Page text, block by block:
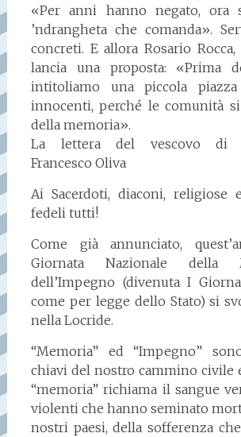
«Per anni hanno negato, ora
’ndrangheta che comanda».
concreti. E allora Rosario Rocca,
lancia una proposta: «Prima
intitoliamo una piccola
innocenti, perché le comunità
della memoria».
La lettera del vescovo di
Francesco Oliva
Ai Sacerdoti, diaconi, religiose
fedeli tutti!
Come già annunciato,
Giornata Nazionale della
dell’Impegno (divenuta I
come per legge dello Stato) si
nella Locride.
“Memoria” ed “Impegno”
chiavi del nostro cammino civile
“memoria” richiama il sangue
violenti che hanno seminato
nostri paesi, della sofferenza